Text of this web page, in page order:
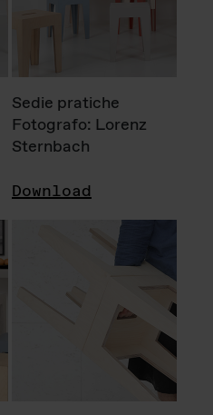
Sedie pratiche
Fotografo: Lorenz
Sternbach
Download